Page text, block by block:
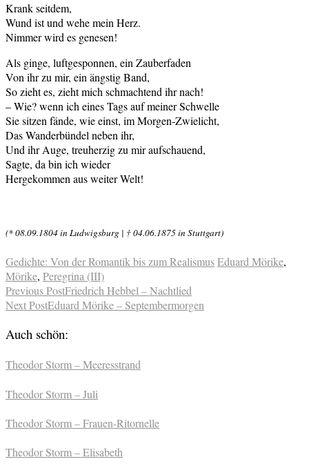
Krank seitdem,
Wund ist und wehe mein Herz.
Nimmer wird es genesen!
Als ginge, luftgesponnen, ein Zauberfaden
Von ihr zu mir, ein ängstig Band,
So zieht es, zieht mich schmachtend ihr nach!
– Wie? wenn ich eines Tags auf meiner Schwelle
Sie sitzen fände, wie einst, im Morgen-Zwielicht,
Das Wanderbündel neben ihr,
Und ihr Auge, treuherzig zu mir aufschauend,
Sagte, da bin ich wieder
Hergekommen aus weiter Welt!
(* 08.09.1804 in Ludwigsburg | † 04.06.1875 in Stuttgart)
Gedichte: Von der Romantik bis zum RealismusEduard Mörike,
Mörike, Peregrina (III)
Previous PostFriedrich Hebbel – Nachtlied
Next PostEduard Mörike – Septembermorgen
Auch schön:
Theodor Storm – Meeresstrand
Theodor Storm – Juli
Theodor Storm – Frauen-Ritornelle
Theodor Storm – Elisabeth